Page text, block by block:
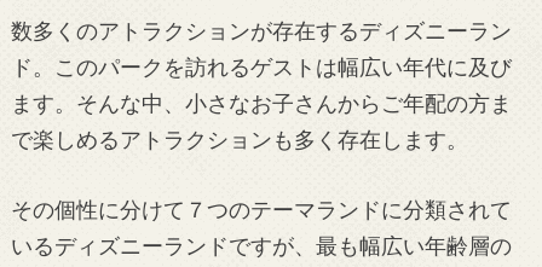
数多くのアトラクションが存在するディズニーラン
ド。このパークを訪れるゲストは幅広い年代に及び
ます。そんな中、小さなお子さんからご年配の方ま
で楽しめるアトラクションも多く存在します。
その個性に分けて７つのテーマランドに分類されて
いるディズニーランドですが、最も幅広い年齢層の